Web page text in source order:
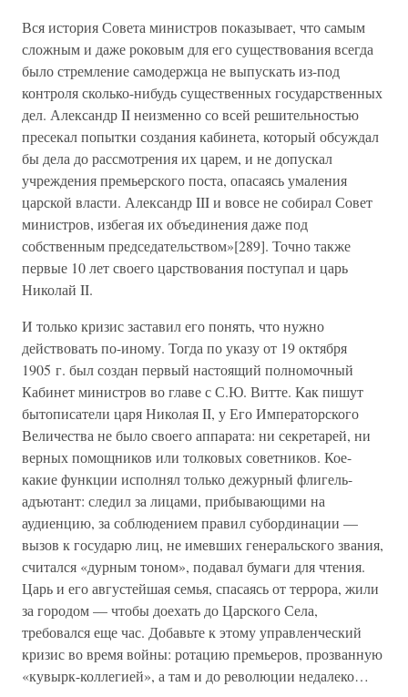
Вся история Совета министров показывает, что самым
сложным и даже роковым для его существования всегда
было стремление самодержца не выпускать из-под
контроля сколько-нибудь существенных государственных
дел. Александр II неизменно со всей решительностью
пресекал попытки создания кабинета, который обсуждал
бы дела до рассмотрения их царем, и не допускал
учреждения премьерского поста, опасаясь умаления
царской власти. Александр III и вовсе не собирал Совет
министров, избегая их объединения даже под
собственным председательством»[289]. Точно также
первые 10 лет своего царствования поступал и царь
Николай II.
И только кризис заставил его понять, что нужно
действовать по-иному. Тогда по указу от 19 октября
1905 г. был создан первый настоящий полномочный
Кабинет министров во главе с С.Ю. Витте. Как пишут
бытописатели царя Николая II, у Его Императорского
Величества не было своего аппарата: ни секретарей, ни
верных помощников или толковых советников. Кое-
какие функции исполнял только дежурный флигель-
адъютант: следил за лицами, прибывающими на
аудиенцию, за соблюдением правил субординации —
вызов к государю лиц, не имевших генеральского звания,
считался «дурным тоном», подавал бумаги для чтения.
Царь и его августейшая семья, спасаясь от террора, жили
за городом — чтобы доехать до Царского Села,
требовался еще час. Добавьте к этому управленческий
кризис во время войны: ротацию премьеров, прозванную
«кувырк-коллегией», а там и до революции недалеко…